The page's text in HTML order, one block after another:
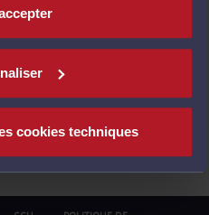
cookies techniques